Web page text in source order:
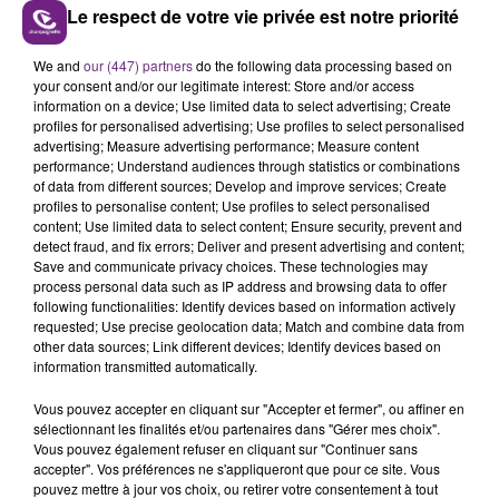
FIL D'ACTUS
LA CENTRALE NUCLÉAIRE DE CHOOZ
TOUJOURS À L'ARRÊT
Cela fait déjà une semaine que la centrale
nucléaire ardennaise est à l'arrêt. Une situation
présente.
Le respect de votre vie privée est notre priorité
We and our (447) partnersdo the following data processing based on
your consent and/or our legitimate interest: Store and/or access
information on a device; Use limited data to select advertising; Create
profiles for personalised advertising; Use profiles to select personalised
advertising; Measure advertising performance; Measure content
performance; Understand audiences through statistics or combinations
of data from different sources; Develop and improve services; Create
profiles to personalise content; Use profiles to select personalised
content; Use limited data to select content; Ensure security, prevent and
detect fraud, and fix errors; Deliver and present advertising and content;
Save and communicate privacy choices. These technologies may
process personal data such as IP address and browsing data to offer
following functionalities: Identify devices based on information actively
requested; Use precise geolocation data; Match and combine data from
other data sources; Link different devices; Identify devices based on
information transmitted automatically.
Vous pouvez accepter en cliquant sur "Accepter et fermer", ou affiner en
sélectionnant les finalités et/ou partenaires dans "Gérer mes choix".
Vous pouvez également refuser en cliquant sur "Continuer sans
accepter". Vos préférences ne s'appliqueront que pour ce site. Vous
pouvez mettre à jour vos choix, ou retirer votre consentement à tout